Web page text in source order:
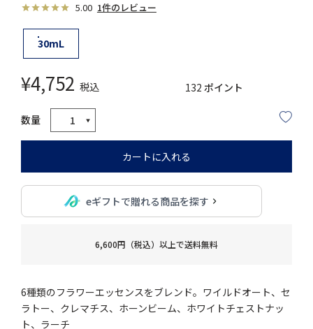
5.00 1件のレビュー
30mL
¥4,752 税込 132 ポイント
カートに入れる
eギフトで贈れる商品を探す
6,600円（税込）以上で送料無料
6種類のフラワーエッセンスをブレンド。ワイルドオート、セ
ラトー、クレマチス、ホーンビーム、ホワイトチェストナッ
ト、ラーチ